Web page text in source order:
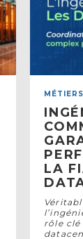
MÉTIERS
LA
rôle clé